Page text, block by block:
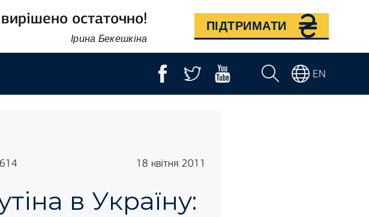
остаточно!
Ірина Бекешкіна
ПІДТРИМАТИ
EN
18 квітня 2011
в Україну: